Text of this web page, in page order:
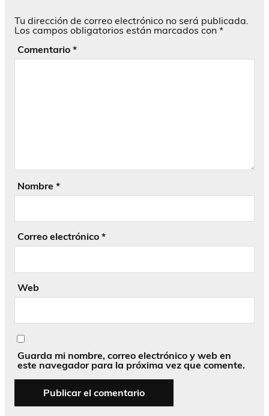
Tu dirección de correo electrónico no será publicada.
Los campos obligatorios están marcados con *
Comentario *
Nombre *
Correo electrónico *
Web
Guarda mi nombre, correo electrónico y web en
este navegador para la próxima vez que comente.